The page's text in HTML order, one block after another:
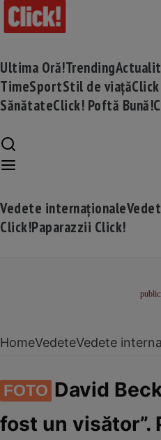
Ultima Oră!Trending
TimeSportStil de viață
SănătateClick! Poftă Bună!
Vedete internaționale
Click!Paparazzii Click!
HomeVedeteVedete
FOTO David
fost un visător”.